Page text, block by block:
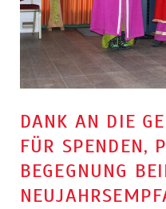
DANK AN DIE
FÜR SPENDEN,
BEGEGNUNG